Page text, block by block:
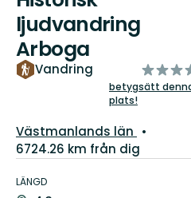
ljudvandring
Arboga
Vandring
av
5
betygsätt
plats!
Län:
Västmanlands län
6724.26 km från dig
om
LÄNGD